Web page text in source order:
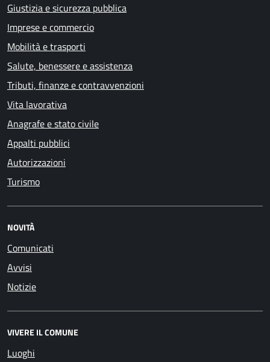
Giustizia e sicurezza pubblica
Imprese e commercio
Mobilità e trasporti
Salute, benessere e assistenza
Tributi, finanze e contravvenzioni
Vita lavorativa
Anagrafe e stato civile
Appalti pubblici
Autorizzazioni
Turismo
NOVITÀ
Comunicati
Avvisi
Notizie
VIVERE IL COMUNE
Luoghi